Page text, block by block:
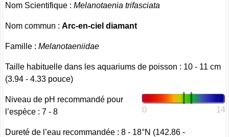
Nom Scientifique :Melanotaenia trifasciata
Nom commun :Arc-en-ciel diamant
Famille :Melanotaeniidae
Taille habituelle dans les aquariums de poisson : 10 - 11 cm
(3.94 - 4.33 pouce)
0 14
Niveau de pH recommandé pour
l’espèce : 7 - 8
Dureté de l’eau recommandée : 8 - 18°N (142.86 -